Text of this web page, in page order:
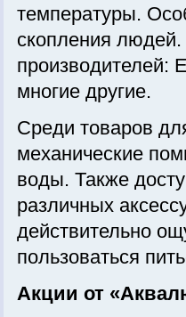
температуры.
скопления
производителей:
многие другие.
Среди товаров
механические
воды. Также
различных
действительно
пользоваться
Акции от